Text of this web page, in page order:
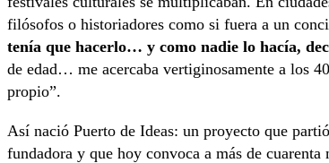
filósofos o historiadores como si fuera a un
tenía que hacerlo… y como nadie lo hacía,
de edad… me acercaba vertiginosamente a los
propio”.
Así nació Puerto de Ideas: un proyecto que
fundadora y que hoy convoca a más de